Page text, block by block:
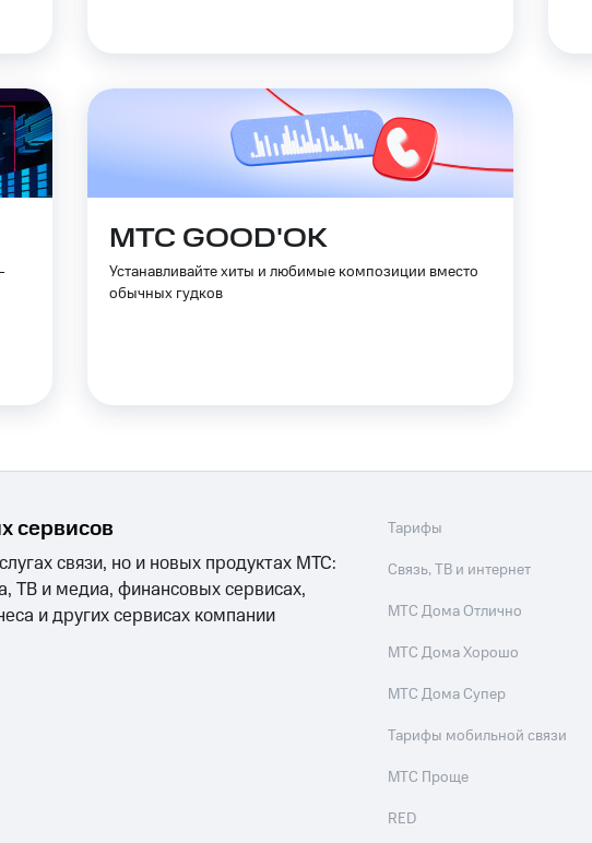
МТС GOOD'OK
Устанавливайте хиты и любимые композиции вместо
обычных гудков
сервисов
связи, но и новых продуктах МТС:
ТВ и медиа, финансовых сервисах,
и других сервисах компании
Тарифы
Связь, ТВ и интернет
МТС Дома Отлично
МТС Дома Хорошо
МТС Дома Супер
Тарифы мобильной связи
МТС Проще
RED